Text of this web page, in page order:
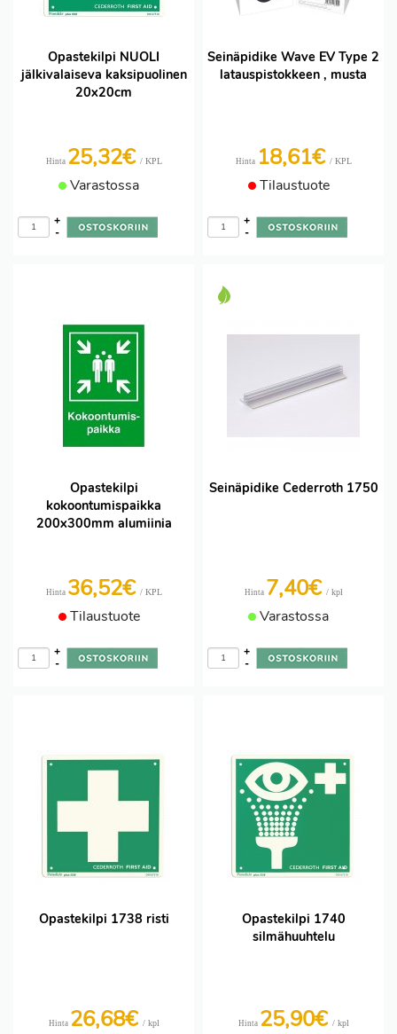
Opastekilpi NUOLI
jälkivalaiseva kaksipuolinen
20x20cm
Hinta 25,32€ / KPL
Varastossa
-
+
Seinäpidike Wave EV Type 2
latauspistokkeen , musta
Hinta 18,61€ / KPL
Tilaustuote
-
+
Opastekilpi
kokoontumispaikka
200x300mm alumiinia
Hinta 36,52€ / KPL
Tilaustuote
-
+
Seinäpidike Cederroth 1750
Hinta 7,40€ / kpl
Varastossa
-
+
Opastekilpi 1738 risti
Hinta 26,68€ / kpl
Opastekilpi 1740
silmähuuhtelu
Hinta 25,90€ / kpl